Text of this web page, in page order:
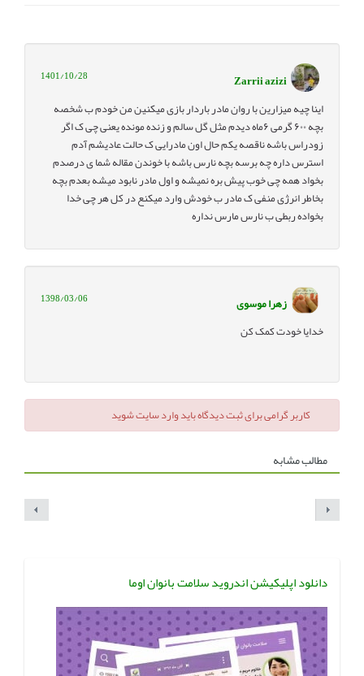
Zarrii azizi
1401/10/28
اینا چیه میزارین با روان مادر باردار بازی میکنین من خودم ب شخصه
بچه ۶۰۰ گرمی ۶ماه دیدم مثل گل سالم و زنده مونده یعنی چی ک اگر
زودراس باشه ناقصه یکم حال اون مادرایی ک حالت عادیشم آدم
استرس داره چه برسه بچه نارس باشه با خوندن مقاله شما ی درصدم
بخواد همه چی خوب پیش بره نمیشه و اول مادر نابود میشه بعدم بچه
بخاطر انرژی منفی ک مادر ب خودش وارد میکنع در کل هر چی خدا
بخواده ربطی ب نارس مارس نداره
زهرا موسوی 1398/03/06
خدایا خودت کمک کن
کاربر گرامی برای ثبت دیدگاه باید وارد سایت شوید
مطالب مشابه
دانلود اپلیکیشن اندروید سلامت بانوان اوما